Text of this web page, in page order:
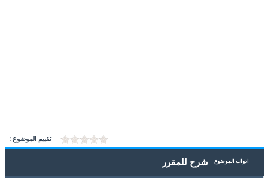
تقييم الموضوع :
ادوات الموضوع شرح للمقرر